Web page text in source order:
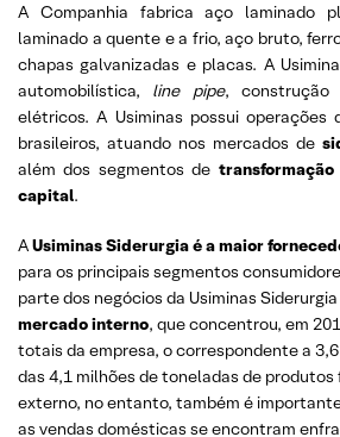
A Companhia fabrica aço laminado
laminado a quente e a frio, aço bruto,
chapas galvanizadas e placas. A
automobilística, line pipe, construção
elétricos. A Usiminas possui operações
brasileiros, atuando nos mercados de
além dos segmentos de
capital.
AUsiminas Siderurgia é a maior
para os principais segmentos
parte dos negócios da Usiminas
mercado interno, que concentrou, em
totais da empresa, o correspondente a
das 4,1 milhões de toneladas de
externo, no entanto, também é
as vendas domésticas se encontram